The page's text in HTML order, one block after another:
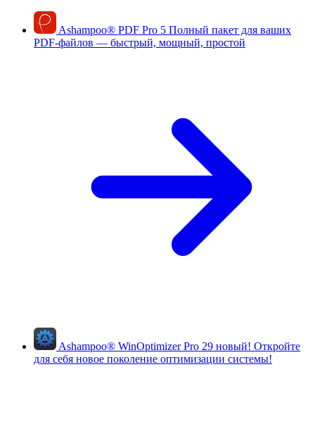
Ashampoo® PDF Pro 5 Полный пакет для ваших
PDF-файлов — быстрый, мощный, простой
Ashampoo® WinOptimizer Pro 29 новый! Откройте
для себя новое поколение оптимизации системы!